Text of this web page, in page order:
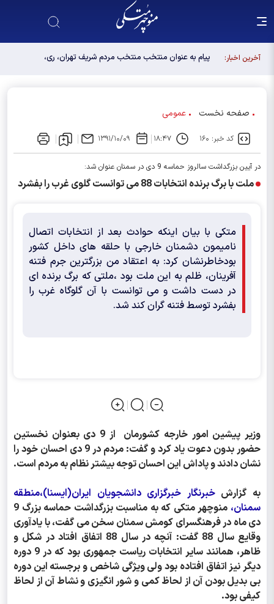
آخرین اخبار:
پیام به عنوان منتخب منتخب مردم شریف تهران، ری،
صفحه نخست عمومی
کد خبر: ۱۶۰ ۱۸:۴۷ ۱۳۹۱/۱۰/۰۹
در آیین بزرگداشت سالروز حماسه 9 دی در سمنان عنوان شد:
ملت با برگ برنده انتخابات 88 می توانست گلوی غرب را بفشرد
متکی با بیان اینکه حوادث بعد از انتخابات اتصال
نامیمون دشمنان خارجی با حلقه های داخل کشور
بودخاطرنشان کرد: به اعتقاد من بزرگترین جرم فتنه
آفرینان، ظلم به این ملت بود ،ملتی که برگ برنده ای
در دست داشت و می توانست با آن گلوگاه غرب را
بفشرد توسط فتنه گران کند شد.
وزیر پیشین امور خارجه کشورمان از 9 دی بعنوان نخستین
حضور بدون دعوت یاد کرد و گفت: مردم در 9 دی احسان خود را
نشان دادند و پاداش این احسان توجه بیشتر نظام به مردم است.
به گزارشخبرنگار خبرگزاری دانشجویان ایران(ایسنا)،منطقه
سمنان،
منوچهر متکی که به مناسبت بزرگداشت حماسه بزرگ 9
دی ماه در فرهنگسرای کومش سمنان سخن می گفت، با یادآوری
وقایع سال 88 گفت: آنچه در سال 88 اتفاق افتاد در شکل و
ظاهر، همانند سایر انتخابات ریاست جمهوری بود که در 9 دوره
دیگر نیز اتفاق افتاده بود ولی ویژگی شاخص و برجسته این دوره
بی بدیل بودن آن از لحاظ کمی و شور انگیزی و نشاط آن از لحاظ
کیفی بود.